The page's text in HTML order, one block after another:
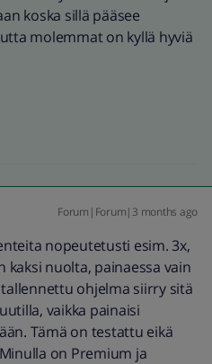
koska sillä pääsee
molemmat on kyllä hyviä
Forum|Forum|3 months ago
nopeutetusti esim. 3x,
kaksi nuolta, painaessa vain
ohjelma siirry sitä
vaikka painaisi
Tämä on testattu eikä
on Premium ja